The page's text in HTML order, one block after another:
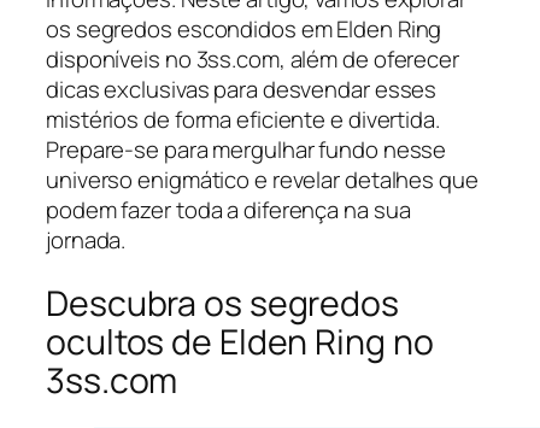
os segredos escondidos em Elden Ring
disponíveis no 3ss.com, além de oferecer
dicas exclusivas para desvendar esses
mistérios de forma eficiente e divertida.
Prepare-se para mergulhar fundo nesse
universo enigmático e revelar detalhes que
podem fazer toda a diferença na sua
jornada.
Descubra os segredos
ocultos de Elden Ring no
3ss.com